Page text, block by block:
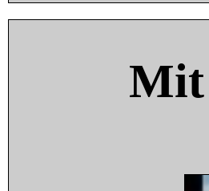
Mit